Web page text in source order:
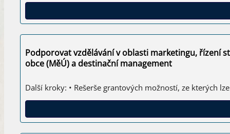
Podporovat vzdělávání v oblasti marketingu, řízení
obce (MěÚ) a destinační management
Další kroky: • Rešerše grantových možností, ze kterých